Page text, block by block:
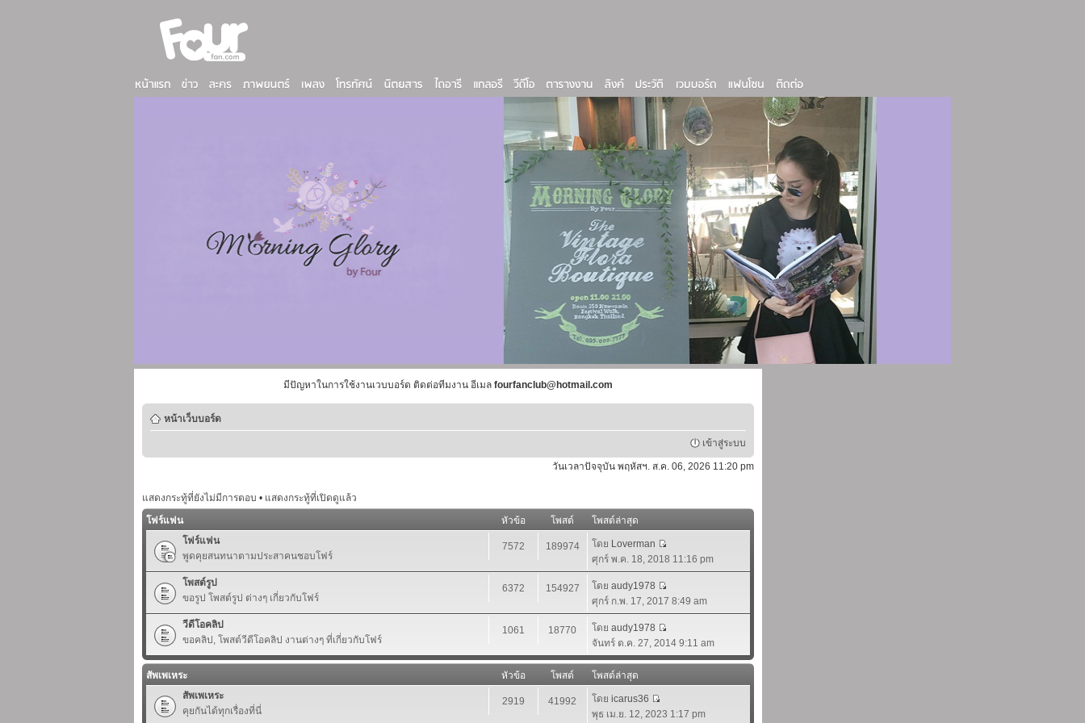
มีปัญหาในการใช้งานเวบบอร์ด ติดต่อทีมงาน อีเมล fourfanclub@hotmail.com
หน้าเว็บบอร์ด
เข้าสู่ระบบ
วันเวลาปัจจุบัน พฤหัสฯ. ส.ค. 06, 2026 11:20 pm
แสดงกระทู้ที่ยังไม่มีการตอบ • แสดงกระทู้ที่เปิดดูแล้ว
โฟร์แฟน
หัวข้อ โพสต์
โพสต์ล่าสุด
โฟร์แฟน
พูดคุยสนทนาตามประสาคนชอบโฟร์
7572 189974 โดย Loverman
ศุกร์ พ.ค. 18, 2018 11:16 pm
โพสต์รูป
ขอรูป โพสต์รูป ต่างๆ เกี่ยวกับโฟร์
6372 154927 โดย audy1978
ศุกร์ ก.พ. 17, 2017 8:49 am
วีดีโอคลิป
ขอคลิป, โพสต์วีดีโอคลิป งานต่างๆ ที่เกี่ยวกับโฟร์
1061 18770 โดย audy1978
จันทร์ ต.ค. 27, 2014 9:11 am
สัพเพเหระ หัวข้อ โพสต์
โพสต์ล่าสุด
สัพเพเหระ
คุยกันได้ทุกเรื่องที่นี่
2919 41992 โดย icarus36
พุธ เม.ย. 12, 2023 1:17 pm